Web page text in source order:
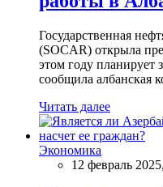
Государственная
(SOCAR) открыла
этом году планирует
сообщила албанская
Читать далее
Экономика
12 февраль